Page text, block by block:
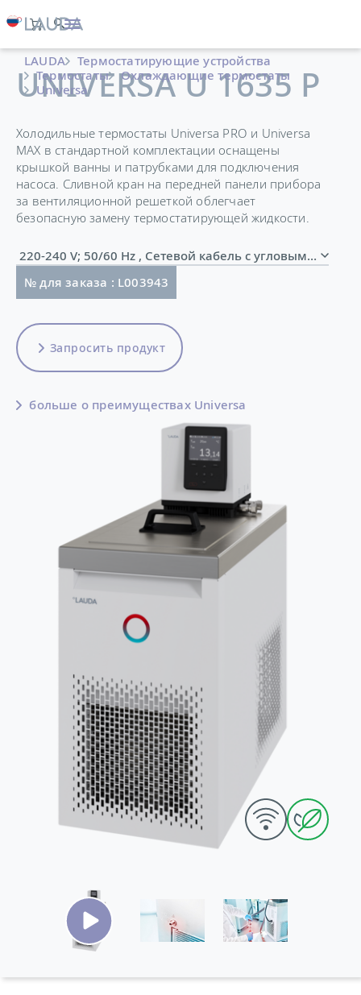
LAUDA
Термостатирующие устройства
Термостаты
Охлаждающие термостаты
Universa
UNIVERSA U 1635 P
Холодильные термостаты Universa PRO и Universa
MAX в стандартной комплектации оснащены
крышкой ванны и патрубками для подключения
насоса. Сливной кран на передней панели прибора
за вентиляционной решеткой облегчает
безопасную замену термостатирующей жидкости.
220-240 V; 50/60 Hz , Сетевой кабель с угловым
№ для заказа : L003943
Запросить продукт
больше о преимуществах Universa